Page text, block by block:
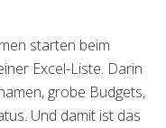
starten beim
Excel-Liste. Darin
grobe Budgets,
Und damit ist das